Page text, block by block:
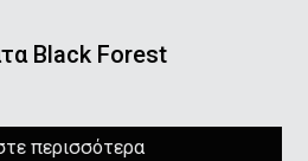
Black Forest
περισσότερα